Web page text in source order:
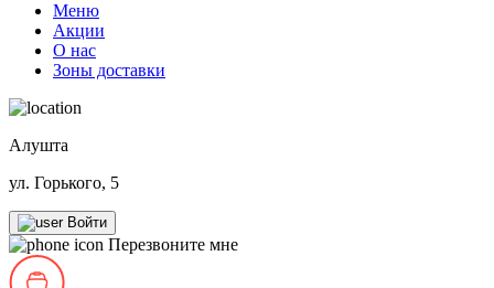
Меню
Акции
О нас
Зоны доставки
Алушта
ул. Горького, 5
Войти
Перезвоните мне